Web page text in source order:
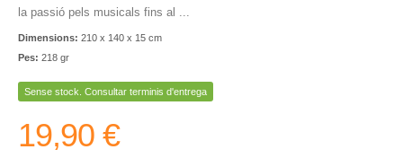
la passió pels musicals fins al ...
Dimensions: 210 x 140 x 15 cm
Pes: 218 gr
Sense stock. Consultar terminis d'entrega
19,90 €